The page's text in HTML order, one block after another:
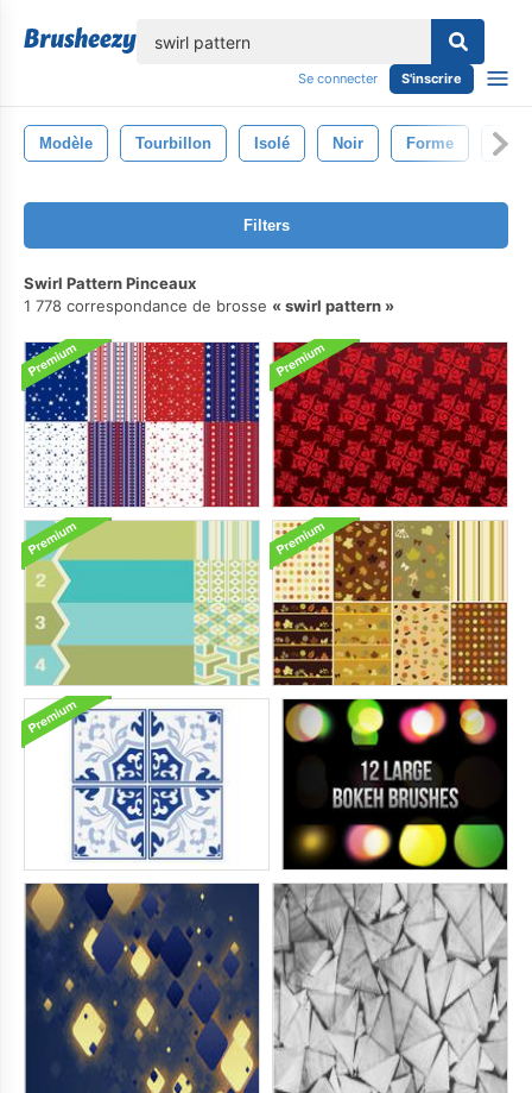
Se connecter S'inscrire
Modèle Tourbillon Isolé Noir Forme Feu
Filters
Swirl Pattern Pinceaux
1 778 correspondance de brosse
swirl pattern